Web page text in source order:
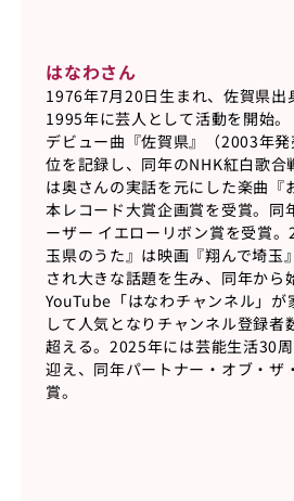
はなわさん
1976年7月20日生まれ、佐賀県出
1995年に芸人として活動を開始。
デビュー曲『佐賀県』（2003年
位を記録し、同年のNHK紅白歌合
は奥さんの実話を元にした楽曲『
本レコード大賞企画賞を受賞。同
ーザー イエローリボン賞を受賞
玉県のうた』は映画『翔んで埼玉
され大きな話題を生み、同年から
YouTube「はなわチャンネル」が
して人気となりチャンネル登録者
超える。2025年には芸能生活30
迎え、同年パートナー・オブ・ザ
賞。